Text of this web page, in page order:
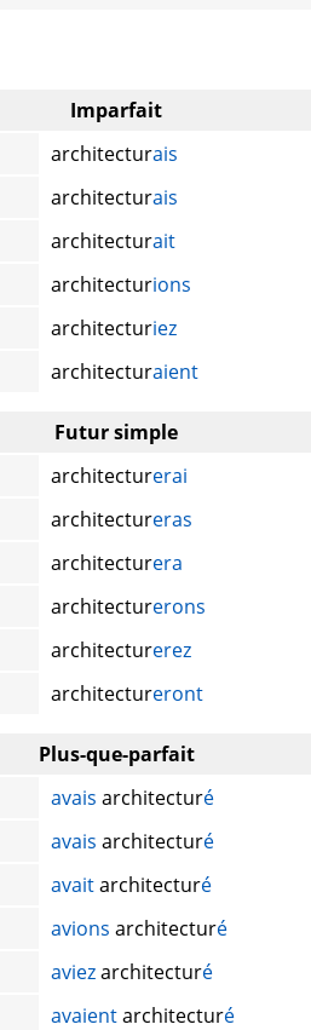
Imparfait
architecturais
architecturais
architecturait
architecturions
architecturiez
architecturaient
Futur simple
architecturerai
architectureras
architecturera
architecturerons
architecturerez
architectureront
Plus-que-parfait
avais architecturé
avais architecturé
avaitarchitecturé
avions architecturé
aviezarchitecturé
avaientarchitecturé